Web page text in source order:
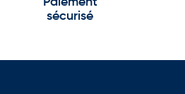
sécurisé